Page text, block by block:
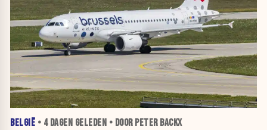
BELGIË • 4 DAGEN GELEDEN • DOOR PETER BACKX